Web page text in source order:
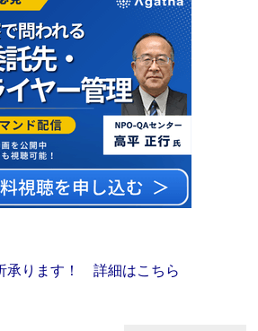
承ります！ 詳細はこちら